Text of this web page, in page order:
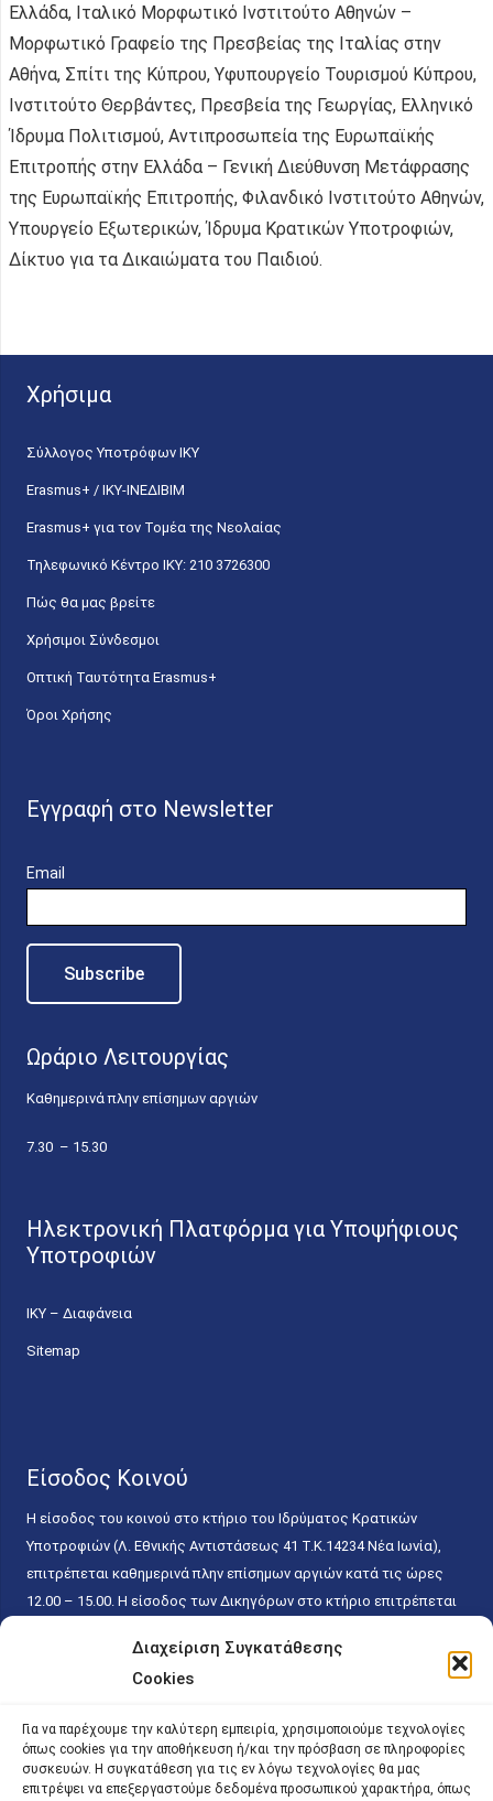
Διαχείριση Συγκατάθεσης
Cookies
Για να παρέχουμε την καλύτερη εμπειρία, χρησιμοποιούμε τεχνολογίες
όπως cookies για την αποθήκευση ή/και την πρόσβαση σε πληροφορίες
συσκευών. Η συγκατάθεση για τις εν λόγω τεχνολογίες θα μας
επιτρέψει να επεξεργαστούμε δεδομένα προσωπικού χαρακτήρα, όπως
Ελλάδα, Ιταλικό Μορφωτικό Ινστιτούτο Αθηνών –
Μορφωτικό Γραφείο της Πρεσβείας της Ιταλίας στην
Αθήνα, Σπίτι της Κύπρου, Υφυπουργείο Τουρισμού Κύπρου,
Ινστιτούτο Θερβάντες, Πρεσβεία της Γεωργίας, Ελληνικό
Ίδρυμα Πολιτισμού, Αντιπροσωπεία της Ευρωπαϊκής
Επιτροπής στην Ελλάδα – Γενική Διεύθυνση Μετάφρασης
της Ευρωπαϊκής Επιτροπής, Φιλανδικό Ινστιτούτο Αθηνών,
Υπουργείο Εξωτερικών, Ίδρυμα Κρατικών Υποτροφιών,
Δίκτυο για τα Δικαιώματα του Παιδιού.
Χρήσιμα
Σύλλογος Υποτρόφων ΙΚΥ
Erasmus+ / ΙΚΥ-ΙΝΕΔΙΒΙΜ
Erasmus+ για τον Τομέα της Νεολαίας
Τηλεφωνικό Κέντρο IKY: 210 3726300
Πώς θα μας βρείτε
Χρήσιμοι Σύνδεσμοι
Οπτική Ταυτότητα Erasmus+
Όροι Χρήσης
Εγγραφή στο Newsletter
Email
Ωράριο Λειτουργίας
Καθημερινά πλην επίσημων αργιών
7.30 – 15.30
Ηλεκτρονική Πλατφόρμα για Υποψήφιους
Υποτροφιών
ΙΚΥ – Διαφάνεια
Sitemap
Είσοδος Κοινού
Η είσοδος του κοινού στο κτήριο του Ιδρύματος Κρατικών
Υποτροφιών (Λ. Εθνικής Αντιστάσεως 41 T.K.14234 Νέα Ιωνία),
επιτρέπεται καθημερινά πλην επίσημων αργιών κατά τις ώρες
12.00 – 15.00. Η είσοδος των Δικηγόρων στο κτήριο επιτρέπεται
κάθε εργάσιμη ημέρα και ώρα χωρίς κανέναν χρονικό ή άλλο
περιορισμό. Η είσοδος του κοινού ειδικά στο γραφείο του
15.00. Η εξυπηρέτηση του κοινού πραγματοποιείται βάσει των
παγίων ισχυουσών διατάξεων. Για την αποφυγή συνωστισμού
εντός του εσωτερικού χώρου εξυπηρέτησης και αναμονής του